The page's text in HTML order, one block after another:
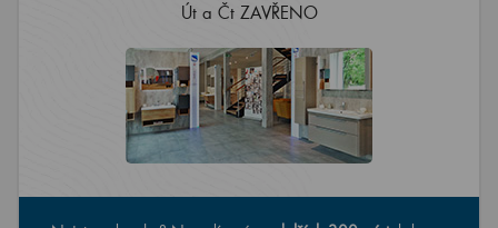
Út a Čt ZAVŘENO